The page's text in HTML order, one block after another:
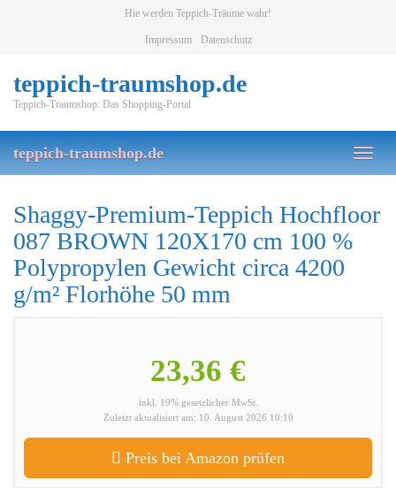
Hie werden Teppich-Träume wahr!
Impressum Datenschutz
teppich-traumshop.de
Teppich-Traumshop: Das Shopping-Portal
Toggle
teppich-traumshop.de
Shaggy-Premium-Teppich Hochfloor
087 BROWN 120X170 cm 100 %
Polypropylen Gewicht circa 4200
g/m² Florhöhe 50 mm
23,36 €
inkl. 19% gesetzlicher MwSt.
Zuletzt aktualisiert am: 10. August 2026 10:10
Preis bei Amazon prüfen